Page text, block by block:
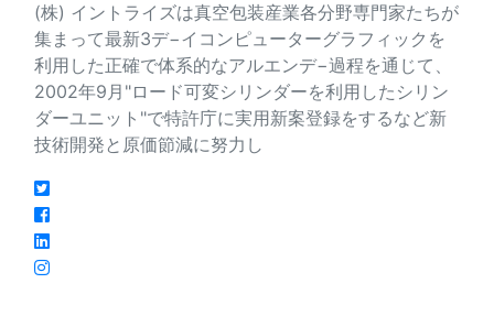
(株) イントライズは真空包装産業各分野専門家たちが
集まって最新3デ−イコンピューターグラフィックを
利用した正確で体系的なアルエンデ−過程を通じて、
2002年9月"ロード可変シリンダーを利用したシリン
ダーユニット"で特許庁に実用新案登録をするなど新
技術開発と原価節減に努力し